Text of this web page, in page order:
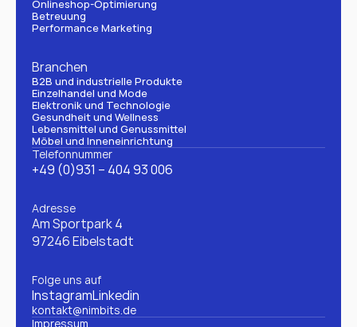
Onlineshop-Optimierung
Betreuung
Performance Marketing
Branchen
B2B und industrielle Produkte
Einzelhandel und Mode
Elektronik und Technologie
Gesundheit und Wellness
Lebensmittel und Genussmittel
Möbel und Inneneinrichtung
kontakt@nimbits.de
Telefonnummer
+49 (0)931 – 404 93 006
Adresse
Am Sportpark 4
97246 Eibelstadt
Folge uns auf
InstagramLinkedin
Impressum